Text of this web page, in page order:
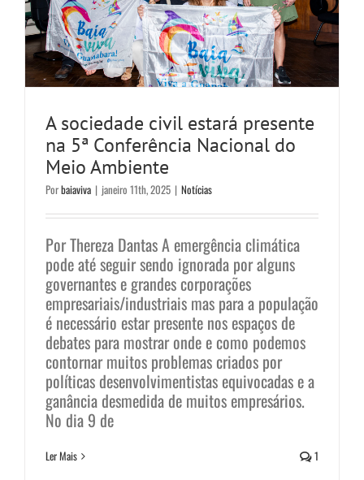
A sociedade civil estará presente
na 5ª Conferência Nacional do
Meio Ambiente
Porbaiaviva | janeiro 11th, 2025 | Notícias
Por Thereza Dantas A emergência climática
pode até seguir sendo ignorada por alguns
governantes e grandes corporações
empresariais/industriais mas para a população
é necessário estar presente nos espaços de
debates para mostrar onde e como podemos
contornar muitos problemas criados por
políticas desenvolvimentistas equivocadas e a
ganância desmedida de muitos empresários.
No dia 9 de
Ler Mais 1
Estamos todos interligados